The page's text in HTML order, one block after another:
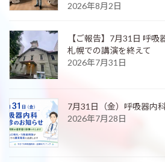
2026年8月2日
【ご報告】7月31日 呼吸
札幌での講演を終えて
2026年7月31日
7月31日（金）呼吸器内
2026年7月28日